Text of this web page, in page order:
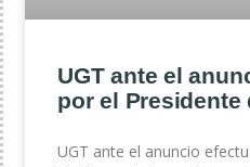
UGT ante el
por el Presidente
UGT ante el anuncio